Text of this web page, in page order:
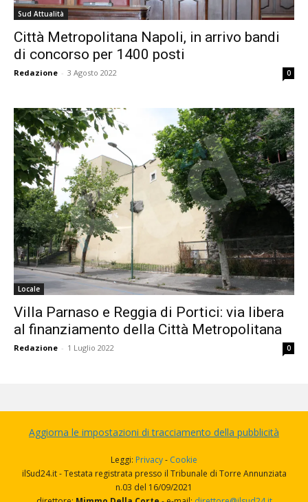
Sud Attualità
Città Metropolitana Napoli, in arrivo bandi
di concorso per 1400 posti
Redazione - 3 Agosto 2022 0
Locale
Villa Parnaso e Reggia di Portici: via libera
al finanziamento della Città Metropolitana
Redazione - 1 Luglio 2022 0
Aggiorna le impostazioni di tracciamento della pubblicità
Leggi: Privacy- Cookie
ilSud24.it - Testata registrata presso il Tribunale di Torre Annunziata
n.03 del 16/09/2021